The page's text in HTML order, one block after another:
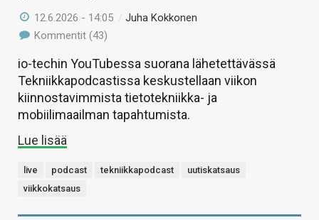
12.6.2026 - 14:05 /Juha Kokkonen
Kommentit (43)
io-techin YouTubessa suorana lähetettävässä
Tekniikkapodcastissa keskustellaan viikon
kiinnostavimmista tietotekniikka- ja
mobiilimaailman tapahtumista.
Lue lisää
live podcast tekniikkapodcast
uutiskatsaus
viikkokatsaus